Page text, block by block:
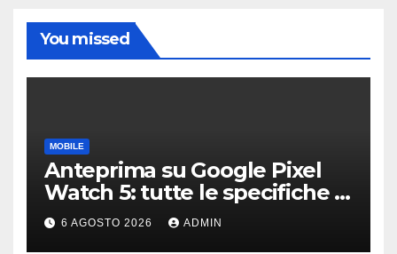
You missed
MOBILE
Anteprima su Google Pixel
Watch 5: tutte le specifiche e
i prezzi trapelati
6 AGOSTO 2026 ADMIN